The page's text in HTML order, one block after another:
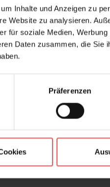
Inhalte und Anzeigen zu
Website zu analysieren.
für soziale Medien,
Daten zusammen, die Sie
Präferenzen